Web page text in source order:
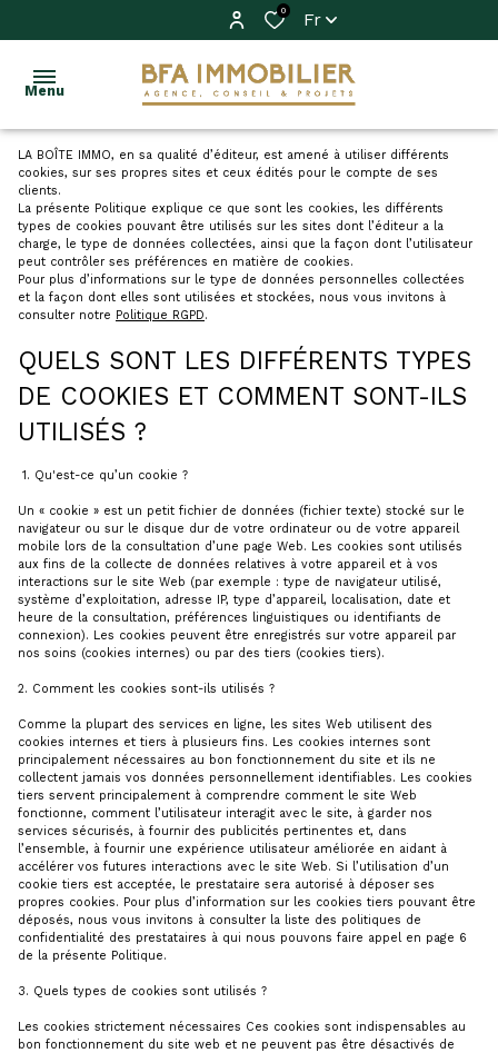
0 Fr
Menu
ACHETER
VENDRE
LOUER
PRO
Acheter
Louer
FAIRE
CONCIERGERIE
CHASSEUR
D'APPARTEMENT
LA BOÎTE IMMO, en sa qualité d’éditeur, est amené à utiliser différents
cookies, sur ses propres sites et ceux édités pour le compte de ses
clients.
La présente Politique explique ce que sont les cookies, les différents
types de cookies pouvant être utilisés sur les sites dont l’éditeur a la
charge, le type de données collectées, ainsi que la façon dont l’utilisateur
peut contrôler ses préférences en matière de cookies.
Pour plus d’informations sur le type de données personnelles collectées
et la façon dont elles sont utilisées et stockées, nous vous invitons à
consulter notre Politique RGPD.
QUELS SONT LES DIFFÉRENTS TYPES
DE COOKIES ET COMMENT SONT-ILS
UTILISÉS ?
1. Qu'est-ce qu’un cookie ?
Un « cookie » est un petit fichier de données (fichier texte) stocké sur le
navigateur ou sur le disque dur de votre ordinateur ou de votre appareil
mobile lors de la consultation d’une page Web. Les cookies sont utilisés
aux fins de la collecte de données relatives à votre appareil et à vos
interactions sur le site Web (par exemple : type de navigateur utilisé,
système d’exploitation, adresse IP, type d’appareil, localisation, date et
heure de la consultation, préférences linguistiques ou identifiants de
connexion). Les cookies peuvent être enregistrés sur votre appareil par
nos soins (cookies internes) ou par des tiers (cookies tiers).
2. Comment les cookies sont-ils utilisés ?
Comme la plupart des services en ligne, les sites Web utilisent des
cookies internes et tiers à plusieurs fins. Les cookies internes sont
principalement nécessaires au bon fonctionnement du site et ils ne
collectent jamais vos données personnellement identifiables. Les cookies
tiers servent principalement à comprendre comment le site Web
fonctionne, comment l’utilisateur interagit avec le site, à garder nos
services sécurisés, à fournir des publicités pertinentes et, dans
l’ensemble, à fournir une expérience utilisateur améliorée en aidant à
accélérer vos futures interactions avec le site Web. Si l’utilisation d’un
cookie tiers est acceptée, le prestataire sera autorisé à déposer ses
propres cookies. Pour plus d’information sur les cookies tiers pouvant être
déposés, nous vous invitons à consulter la liste des politiques de
confidentialité des prestataires à qui nous pouvons faire appel en page 6
de la présente Politique.
3. Quels types de cookies sont utilisés ?
Les cookies strictement nécessaires Ces cookies sont indispensables au
bon fonctionnement du site web et ne peuvent pas être désactivés de